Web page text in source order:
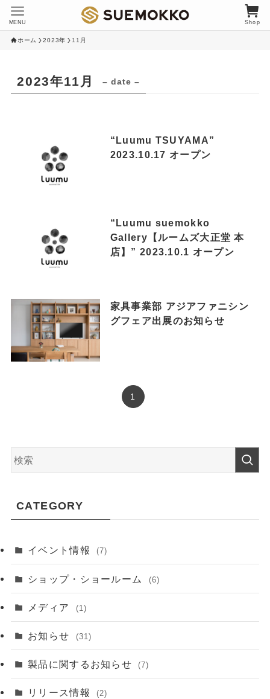
Shop
MENU
ホーム 2023年 11月
2023年11月 – date –
“Luumu TSUYAMA”
2023.10.17 オープン
“Luumu suemokko
Gallery【ルームズ大正堂 本
店】” 2023.10.1 オープン
家具事業部 アジアファニシン
グフェア出展のお知らせ
1
CATEGORY
イベント情報 (7)
ショップ・ショールーム (6)
メディア (1)
お知らせ (31)
製品に関するお知らせ (7)
リリース情報 (2)